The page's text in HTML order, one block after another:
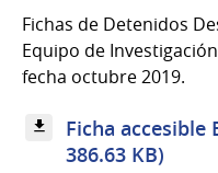
Fichas de Detenidos
Equipo de
fecha octubre 2019.
Ficha accesible
386.63 KB)